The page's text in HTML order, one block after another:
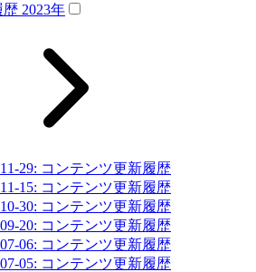
2023年
29: コンテンツ更新履歴
15: コンテンツ更新履歴
30: コンテンツ更新履歴
20: コンテンツ更新履歴
06: コンテンツ更新履歴
05: コンテンツ更新履歴